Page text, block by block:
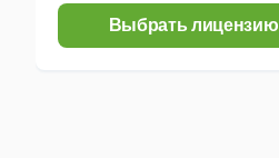
Выбрать лицензию